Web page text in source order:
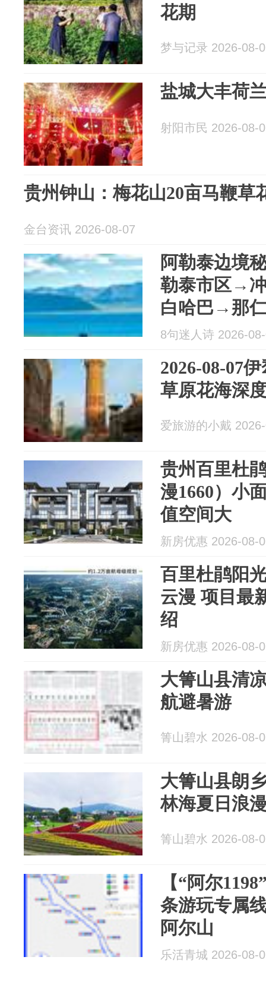
花期
梦与记录 2026-08-
盐城大丰荷
射阳市民 2026-08-
贵州钟山：梅花山20亩马鞭草
金台资讯 2026-08-07
阿勒泰边境
勒泰市区→
白哈巴→那
景点
8句迷人诗 2026-
2026-08-07
草原花海深
爱旅游的小戴
贵州百里杜
漫1660）小
值空间大
新房优惠 2026-08-
百里杜鹃阳
云漫 项目最
绍
新房优惠 2026-08-
大箐山县清
航避暑游
箐山碧水 2026-08-
大箐山县朗
林海夏日浪
箐山碧水 2026-08-
【“阿尔
条游玩专属
阿尔山
乐活青城 2026-08-